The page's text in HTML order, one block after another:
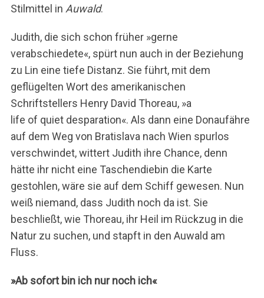
Stilmittel in Auwald.
Judith, die sich schon früher »gerne
verabschiedete«, spürt nun auch in der Beziehung
zu Lin eine tiefe Distanz. Sie führt, mit dem
geflügelten Wort des amerikanischen
Schriftstellers Henry David Thoreau, »a
life of quiet desparation«. Als dann eine Donaufähre
auf dem Weg von Bratislava nach Wien spurlos
verschwindet, wittert Judith ihre Chance, denn
hätte ihr nicht eine Taschendiebin die Karte
gestohlen, wäre sie auf dem Schiff gewesen. Nun
weiß niemand, dass Judith noch da ist. Sie
beschließt, wie Thoreau, ihr Heil im Rückzug in die
Natur zu suchen, und stapft in den Auwald am
Fluss.
»Ab sofort bin ich nur noch ich«